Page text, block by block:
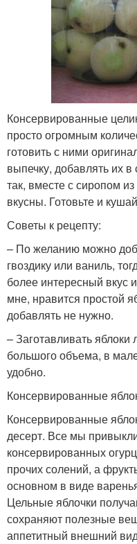
Консервированные
просто огромным
готовить с ними
выпечку, добавлять их
так, вместе с сиропом
вкусны. Готовьте и
Советы к рецепту:
– По желанию можно
гвоздику или ваниль,
более интересный вкус
мне, нравится простой
добавлять не нужно.
– Заготавливать яблоки
большого объема, в
удобно.
Консервированные
Консервированные
десерт. Все мы
консервированных
прочих солений, а
основном в виде
Цельные яблочки
сохраняют полезные
аппетитный внешний